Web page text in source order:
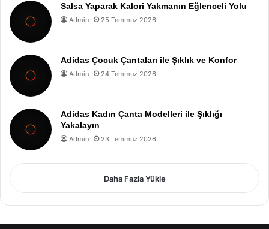
Salsa Yaparak Kalori Yakmanın Eğlenceli Yolu
Admin 25 Temmuz 2026
Adidas Çocuk Çantaları ile Şıklık ve Konfor
Admin 24 Temmuz 2026
Adidas Kadın Çanta Modelleri ile Şıklığı
Yakalayın
Admin 23 Temmuz 2026
Daha Fazla Yükle